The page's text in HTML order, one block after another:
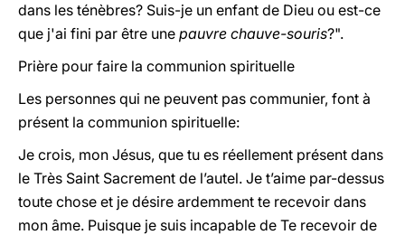
dans les ténèbres? Suis-je un enfant de Dieu ou est-ce
que j'ai fini par être une pauvre chauve-souris?".
Prière pour faire la communion spirituelle
Les personnes qui ne peuvent pas communier, font à
présent la communion spirituelle:
Je crois, mon Jésus, que tu es réellement présent dans
le Très Saint Sacrement de l’autel. Je t’aime par-dessus
toute chose et je désire ardemment te recevoir dans
mon âme. Puisque je suis incapable de Te recevoir de